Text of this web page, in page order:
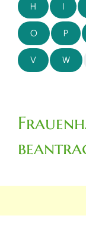
H I
O P
V W